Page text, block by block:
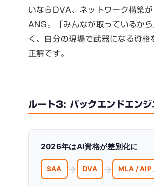
いならDVA、ネットワーク構築が
ANS。「みんなが取っているか
く、自分の現場で武器になる資格
正解です。
ルート3: バックエンドエンジ
2026年はAI資格が差別化に
SAA → DVA → MLA / AIP